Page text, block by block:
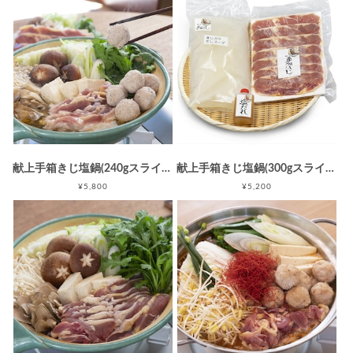
献上手箱きじ塩鍋(240gスライス団子付セット)
¥5,800
献上手箱きじ塩鍋(300gスライスセット)
¥5,200